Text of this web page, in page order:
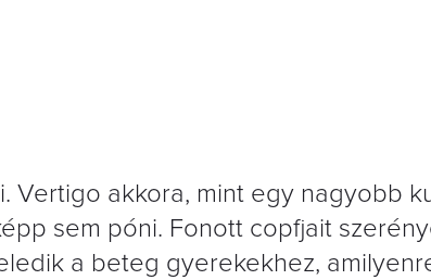
Vertigo akkora, mint egy nagyobb
sem póni. Fonott copfjait
a beteg gyerekekhez,